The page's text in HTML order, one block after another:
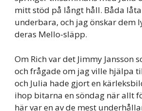
mitt stöd på långt håll. Båda
underbara, och jag önskar dem
deras Mello-släpp.
Om Rich var det Jimmy Jansson
och frågade om jag ville hjälpa
och Julia hade gjort en
ihop bitarna en söndag när allt
här var en av de mest